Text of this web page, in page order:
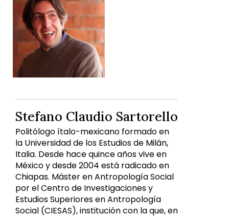
Stefano Claudio Sartorello
Politólogo ítalo-mexicano formado en
la Universidad de los Estudios de Milán,
Italia. Desde hace quince años vive en
México y desde 2004 está radicado en
Chiapas. Máster en Antropología Social
por el Centro de Investigaciones y
Estudios Superiores en Antropología
Social (CIESAS), institución con la que, en